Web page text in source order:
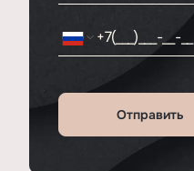
Отправить